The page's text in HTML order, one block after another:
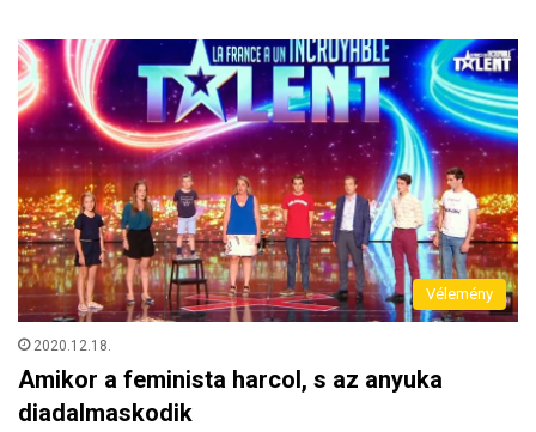
Vélemény
2020.12.18.
Amikor a feminista harcol, s az anyuka
diadalmaskodik